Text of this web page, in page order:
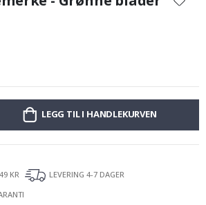
LEGG TIL I HANDLEKURVEN
KR
LEVERING 4-7 DAGER